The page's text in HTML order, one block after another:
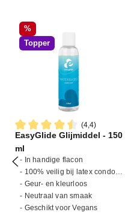
Korting
%
Topper
(4,4)
Gemiddelde waardering
EasyGlide Glijmiddel - 150
ml
- In handige flacon
- 100% veilig bij latex condooms
- Geur- en kleurloos
- Neutraal van smaak
- Geschikt voor Vegans